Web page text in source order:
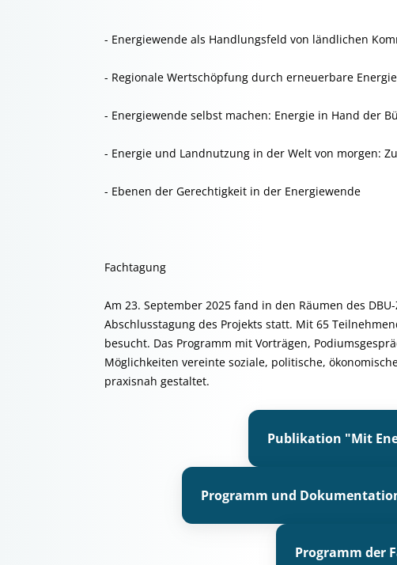
- Energiewende als Handlungsfeld von ländlichen
- Regionale Wertschöpfung durch erneuerbare
- Energiewende selbst machen: Energie in Hand der
- Energie und Landnutzung in der Welt von morgen:
- Ebenen der Gerechtigkeit in der Energiewende
Fachtagung
Am 23. September 2025 fand in den Räumen des
Abschlusstagung des Projekts statt. Mit 65
besucht. Das Programm mit Vorträgen,
Möglichkeiten vereinte soziale, politische,
praxisnah gestaltet.
Publikation "Mit
Programm und
Programm der